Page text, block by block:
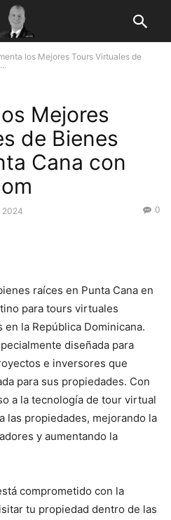
los Mejores Tours Virtuales de
Mejores
de Bienes
Cana con
2024 0
raíces en Punta Cana en
para tours virtuales
la República Dominicana.
diseñada para
e inversores que
para sus propiedades. Con
a la tecnología de tour virtual
las propiedades, mejorando la
y aumentando la
comprometido con la
tu propiedad dentro de las